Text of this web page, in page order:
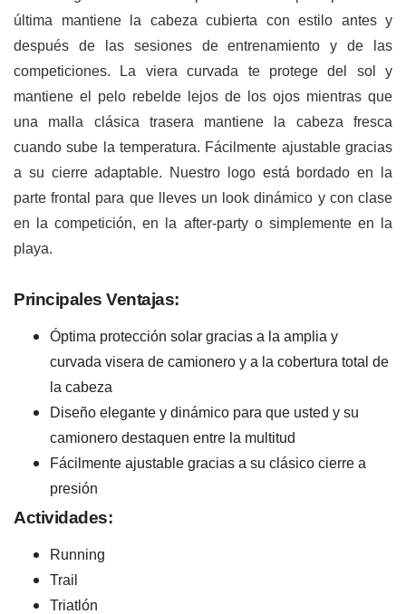
última mantiene la cabeza cubierta con estilo antes y
después de las sesiones de entrenamiento y de las
competiciones. La viera curvada te protege del sol y
mantiene el pelo rebelde lejos de los ojos mientras que
una malla clásica trasera mantiene la cabeza fresca
cuando sube la temperatura. Fácilmente ajustable gracias
a su cierre adaptable. Nuestro logo está bordado en la
parte frontal para que lleves un look dinámico y con clase
en la competición, en la after-party o simplemente en la
playa.
Principales Ventajas:
Óptima protección solar gracias a la amplia y
curvada visera de camionero y a la cobertura total de
la cabeza
Diseño elegante y dinámico para que usted y su
camionero destaquen entre la multitud
Fácilmente ajustable gracias a su clásico cierre a
presión
Actividades:
Running
Trail
Triatlón